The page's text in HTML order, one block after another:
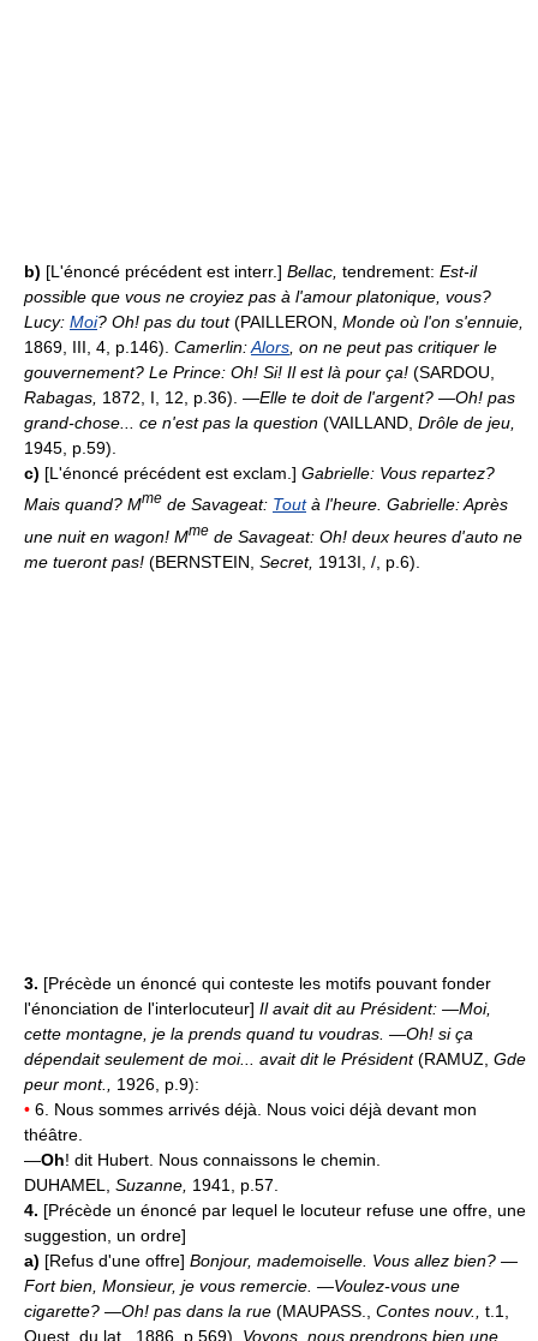
b) [L'énoncé précédent est interr.] Bellac, tendrement: Est-il
possible que vous ne croyiez pas à l'amour platonique, vous?
Lucy: Moi? Oh! pas du tout(PAILLERON, Monde où l'on s'ennuie,
1869, III, 4, p.146). Camerlin:Alors , on ne peut pas critiquer le
gouvernement? Le Prince: Oh! Si! Il est là pour ça! (SARDOU,
Rabagas, 1872, I, 12, p.36). —Elle te doit de l'argent? —Oh! pas
grand-chose... ce n'est pas la question (VAILLAND, Drôle de jeu,
1945, p.59).
c) [L'énoncé précédent est exclam.] Gabrielle: Vous repartez?
Mais quand? Mme de Savageat: Toutà l'heure. Gabrielle: Après
une nuit en wagon! Mme de Savageat: Oh! deux heures d'auto ne
me tueront pas! (BERNSTEIN, Secret, 1913I, /, p.6).
3. [Précède un énoncé qui conteste les motifs pouvant fonder
l'énonciation de l'interlocuteur] Il avait dit au Président: —Moi,
cette montagne, je la prends quand tu voudras. —Oh! si ça
dépendait seulement de moi... avait dit le Président(RAMUZ, Gde
peur mont., 1926, p.9):
• 6. Nous sommes arrivés déjà. Nous voici déjà devant mon
théâtre.
—Oh! dit Hubert. Nous connaissons le chemin.
DUHAMEL, Suzanne, 1941, p.57.
4. [Précède un énoncé par lequel le locuteur refuse une offre, une
suggestion, un ordre]
a) [Refus d'une offre] Bonjour, mademoiselle. Vous allez bien? —
Fort bien, Monsieur, je vous remercie. —Voulez-vous une
cigarette? —Oh! pas dans la rue (MAUPASS., Contes nouv., t.1,
Quest. du lat., 1886, p.569). Voyons, nous prendrons bien une